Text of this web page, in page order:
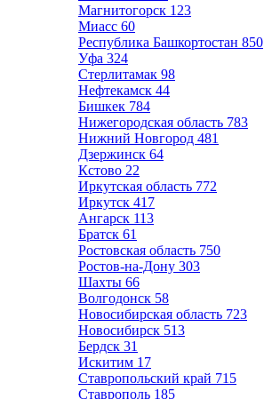
Магнитогорск 123
Миасс 60
Республика Башкортостан 850
Уфа 324
Стерлитамак 98
Нефтекамск 44
Бишкек 784
Нижегородская область 783
Нижний Новгород 481
Дзержинск 64
Кстово 22
Иркутская область 772
Иркутск 417
Ангарск 113
Братск 61
Ростовская область 750
Ростов-на-Дону 303
Шахты 66
Волгодонск 58
Новосибирская область 723
Новосибирск 513
Бердск 31
Искитим 17
Ставропольский край 715
Ставрополь 185